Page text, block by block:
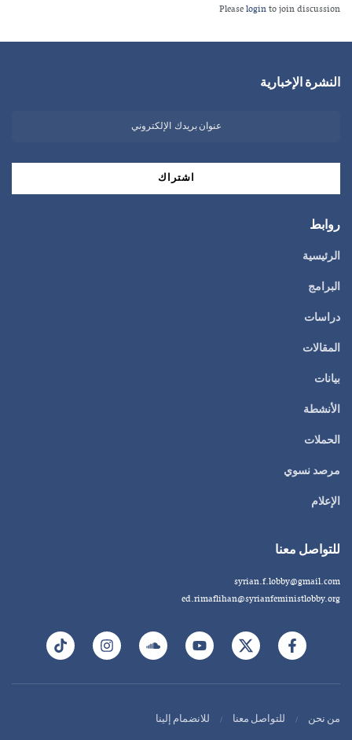
Pleaseloginto join discussion
النشرة الإخبارية
روابط
الرئيسية
البرامج
دراسات
المقالات
بيانات
الأنشطة
الحملات
مرصد نسوي
الإعلام
للتواصل معنا
syrian.f.lobby@gmail.com
ed.rimaflihan@syrianfeministlobby.org
من نحن للتواصل معنا للانضمام إلينا